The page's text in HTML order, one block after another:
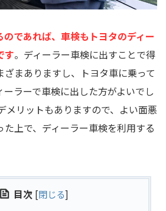
のであれば、車検もトヨタのディー
す。ディーラー車検に出すことで得
ざまありますし、トヨタ車に乗って
ラーで車検に出した方がよいでし
メリットもありますので、よい面悪
上で、ディーラー車検を利用する
目次 [閉じる]